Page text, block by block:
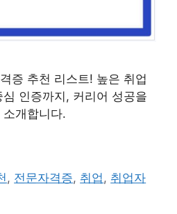
증 추천 리스트! 높은 취업
인증까지, 커리어 성공을
개합니다.
, 전문자격증, 취업, 취업자